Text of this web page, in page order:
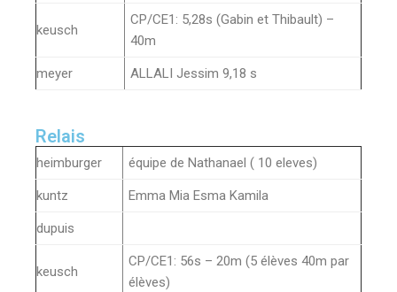
keusch
CP/CE1: 5,28s (Gabin et Thibault) –
40m
meyer ALLALI Jessim 9,18 s
Relais
heimburger équipe de Nathanael ( 10 eleves)
kuntz Emma Mia Esma Kamila
dupuis
keusch
CP/CE1: 56s – 20m (5 élèves 40m par
élèves)